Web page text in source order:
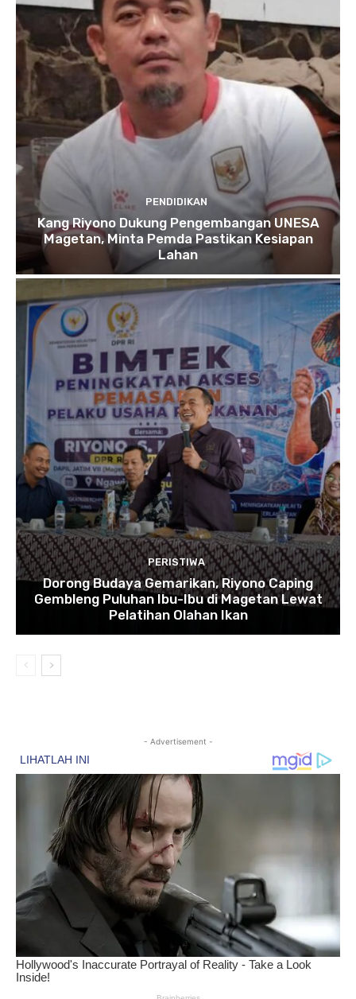
PENDIDIKAN
Kang Riyono Dukung Pengembangan UNESA
Magetan, Minta Pemda Pastikan Kesiapan
Lahan
PERISTIWA
Dorong Budaya Gemarikan, Riyono Caping
Gembleng Puluhan Ibu-Ibu di Magetan Lewat
Pelatihan Olahan Ikan
- Advertisement -